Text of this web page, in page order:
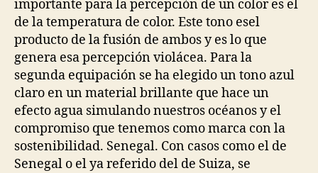
importante para la percepción de un color es el
de la temperatura de color. Este tono esel
producto de la fusión de ambos y es lo que
genera esa percepción violácea. Para la
segunda equipación se ha elegido un tono azul
claro en un material brillante que hace un
efecto agua simulando nuestros océanos y el
compromiso que tenemos como marca con la
sostenibilidad. Senegal. Con casos como el de
Senegal o el ya referido del de Suiza, se